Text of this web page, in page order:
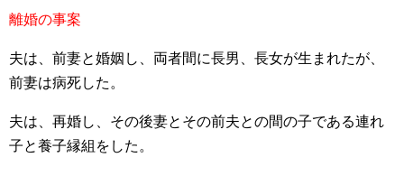
離婚の事案
夫は、前妻と婚姻し、両者間に長男、長女が生まれたが、
前妻は病死した。
夫は、再婚し、その後妻とその前夫との間の子である連れ
子と養子縁組をした。